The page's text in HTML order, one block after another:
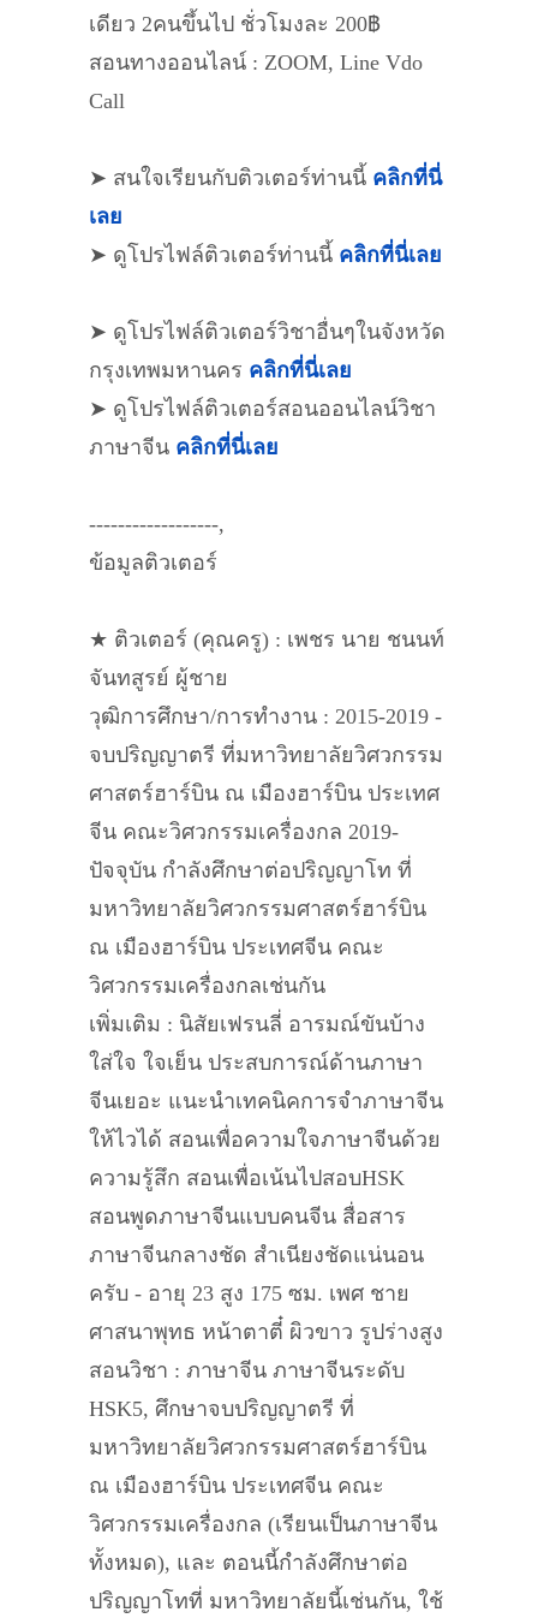
เดียว 2คนขึ้นไป ชั่วโมงละ 200฿
สอนทางออนไลน์ : ZOOM, Line Vdo
Call
➤ สนใจเรียนกับติวเตอร์ท่านนี้ คลิกที่นี่
เลย
➤ ดูโปรไฟล์ติวเตอร์ท่านนี้ คลิกที่นี่เลย
➤ ดูโปรไฟล์ติวเตอร์วิชาอื่นๆในจังหวัด
กรุงเทพมหานคร คลิกที่นี่เลย
➤ ดูโปรไฟล์ติวเตอร์สอนออนไลน์วิชา
ภาษาจีน คลิกที่นี่เลย
------------------,
ข้อมูลติวเตอร์
★ ติวเตอร์ (คุณครู) : เพชร นาย ชนนท์
จันทสูรย์ ผู้ชาย
วุฒิการศึกษา/การทำงาน : 2015-2019 -
จบปริญญาตรี ที่มหาวิทยาลัยวิศวกรรม
ศาสตร์ฮาร์บิน ณ เมืองฮาร์บิน ประเทศ
จีน คณะวิศวกรรมเครื่องกล 2019-
ปัจจุบัน กำลังศึกษาต่อปริญญาโท ที่
มหาวิทยาลัยวิศวกรรมศาสตร์ฮาร์บิน
ณ เมืองฮาร์บิน ประเทศจีน คณะ
วิศวกรรมเครื่องกลเช่นกัน
เพิ่มเติม : นิสัยเฟรนลี่ อารมณ์ขันบ้าง
ใส่ใจ ใจเย็น ประสบการณ์ด้านภาษา
จีนเยอะ แนะนำเทคนิคการจำภาษาจีน
ให้ไวได้ สอนเพื่อความใจภาษาจีนด้วย
ความรู้สึก สอนเพื่อเน้นไปสอบHSK
สอนพูดภาษาจีนแบบคนจีน สื่อสาร
ภาษาจีนกลางชัด สำเนียงชัดแน่นอน
ครับ - อายุ 23 สูง 175 ซม. เพศ ชาย
ศาสนาพุทธ หน้าตาตี๋ ผิวขาว รูปร่างสูง
สอนวิชา : ภาษาจีน ภาษาจีนระดับ
HSK5, ศึกษาจบปริญญาตรี ที่
มหาวิทยาลัยวิศวกรรมศาสตร์ฮาร์บิน
ณ เมืองฮาร์บิน ประเทศจีน คณะ
วิศวกรรมเครื่องกล (เรียนเป็นภาษาจีน
ทั้งหมด), และ ตอนนี้กำลังศึกษาต่อ
ปริญญาโทที่ มหาวิทยาลัยนี้เช่นกัน, ใช้